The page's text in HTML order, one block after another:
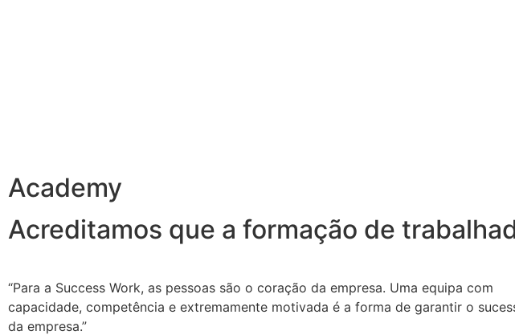
Academy
Acreditamos que a formação de
“Para a Success Work, as pessoas são o coração da empresa. Uma equipa com
capacidade, competência e extremamente motivada é a forma de garantir o
da empresa.”